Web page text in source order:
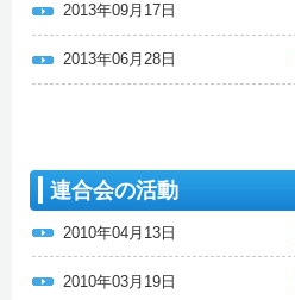
2013年09月17日
2013年06月28日
連合会の活動
2010年04月13日
2010年03月19日